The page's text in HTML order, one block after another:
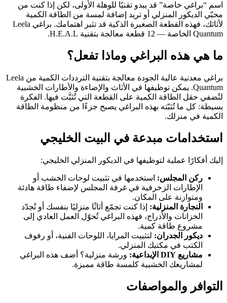
اسم “براغي خاصة” قد يبدو تقنيًا للوهلة الأولى، لكن إذا كنت من
محبّي الديكور المنزلي أو تريد إضافة لمسة من الطاقة الكمية
لأثاثك، فهذه القطعة الصغيرة الذكية قد تثير اهتمامك. براغي Leela
Quantum الخاصة — 12 قطعة معالجة بتقنية H.E.A.L.
ما هي هذه البراغي وماذا تفعل؟
براغي معدنية عالية الجودة معالجة بتقنية الترددات الكمية من Leela
Quantum. يمكن توظيفها في الأثاث والإضاءة والأطارات الخشبية
لتُضفي حقل الطاقة الكمية على القطعة التي تُثبَّت فيها. الفكرة
بسيطة: كل ما تُثبّته بهذه البراغي يصبح جزءًا من منظومة الطاقة
الكمية في منزلك.
استخدامات مبدعة في البيت الخليجي
إليك أفكارًا عملية لتوظيفها في الديكور المنزلي الخليجي:
ركن المجلس: استخدمها في تثبيت لوحات الخشب أو
الإطارات الزخرفية في غرفة المجلس لإضفاء طاقة هادئة
ومتوازنة على المكان.
النجارة المنزلية: إذا كنت تجمّع أثاثًا منزليًا بنفسك أو تُجدّد
الخزانات والأدراج، فهذه البراغي تُحوّل العمل العادي إلى
مشروع طاقة كمية.
ديكور الجدران: لتثبيت المرايا، اللوحات الفنية، أو رفوف
الكتب في مكتبك المنزلي.
مشاريع DIY الإبداعية:
ورشة منزلية؟ أضف هذه البراغي
لمشاريعك الخشبية كلمسة طاقة مميزة.
التوافر والمواصفات